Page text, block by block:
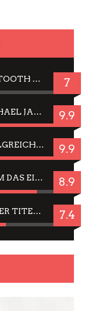
JBL TUNE 720BT: OVER EAR BLUETOOTH KOPFHÖRER UM DIE 50,-€ IM DAUER-TEST 7
WEGEN DES ERFOLGES – MJ: MICHAEL JACKSON MUSICAL IN EINER MATINEE SEHEN 9.9
JELLYFISH HAMBURG: DAS ERFOLGREICHE SOMMER-MENÜ 2025 IN GEFÜHLEN UND BILDERN 9.9
CÉSAR FÜR JIM CARREY? WARUM DAS EINER DER NERVIGSTEN ACTORS IST UND BLEIBT 8.9
JING JING: IN-THAI RÄUMT WIEDER TITEL AB – EIN ZWEI-STUNDEN-ERLEBNISBERICHT 7.4